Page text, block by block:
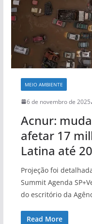
MEIO AMBIENTE
6 de novembro de 2025
Acnur:
afetar 17
Latina até
Projeção foi
Summit Agenda
do escritório da
Read More